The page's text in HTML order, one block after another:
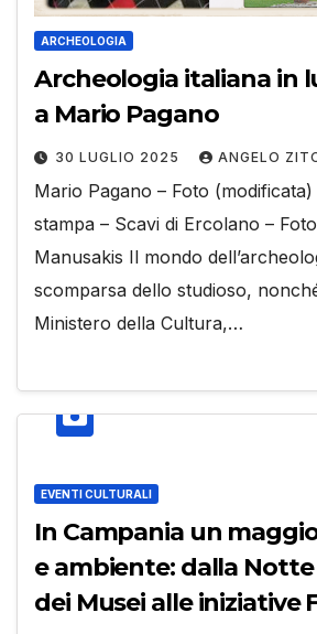
ARCHEOLOGIA
Archeologia italiana in
a Mario Pagano
30 LUGLIO 2025 ANGELO
Mario Pagano – Foto
stampa – Scavi di Ercolano –
Manusakis Il mondo
scomparsa dello studioso,
Ministero della Cultura,…
EVENTI CULTURALI
In Campania un
e ambiente: dalla
dei Musei alle iniziative